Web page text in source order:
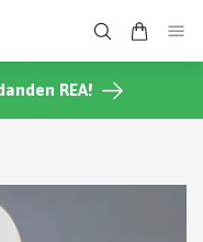
REA!